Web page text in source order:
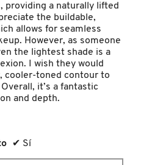
providing a naturally lifted
the buildable,
allows for seamless
However, as someone
the lightest shade is a
I wish they would
cooler-toned contour to
it’s a fantastic
and depth.
✔ Sí